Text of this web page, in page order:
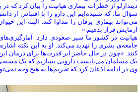
دیندارلو از خطرات بیماری هپاتیت را بیان کرد
سؤال ما، که شنیده‌ایم این دارو را با اقتباس از
آزمایش قرار بدهیم.»
هپاتیت در کشور ما سیر صعودی دارد.
جامعه‌ی بشری را تهدید می‌کند. او به این نکته
کنند. «چون در حال حاضر ابر قدرت‌ها برای درمان
یک مسلمان می‌بایست دارویی بسازیم که یک مسیحی
وی در ادامه اذعان کرد که تحریم‌ها به هیچ وجه